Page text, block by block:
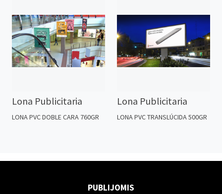
Lona Publicitaria
LONA PVC DOBLE CARA 760GR
Lona Publicitaria
LONA PVC TRANSLÚCIDA 500GR
PUBLIJOMIS